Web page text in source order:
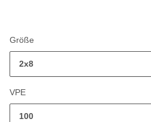
Größe
2x8
VPE
100